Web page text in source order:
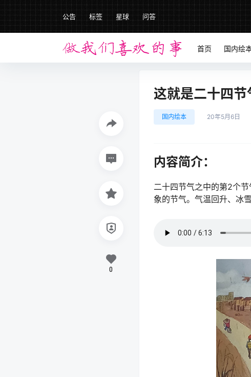
公告 标签 星球 问答
首页 国内绘
这就是二十四节
国内绘本 20年5月6日
内容简介：
二十四节气之中的第2个
象的节气。气温回升、冰
0